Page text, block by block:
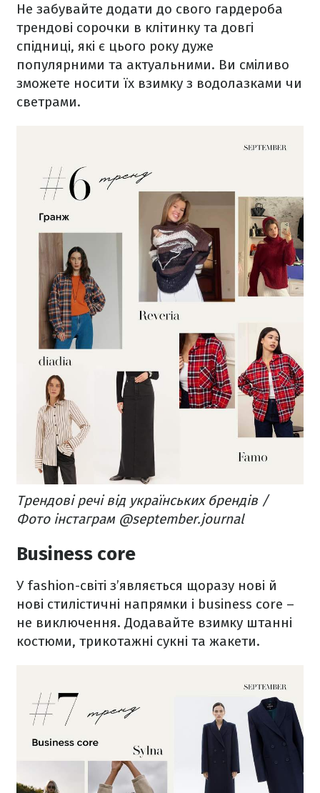
Не забувайте додати до свого гардероба
трендові сорочки в клітинку та довгі
спідниці, які є цього року дуже
популярними та актуальними. Ви сміливо
зможете носити їх взимку з водолазками чи
светрами.
Трендові речі від українських брендів /
Фото інстаграм @september.journal
Business core
У fashion-світі з’являється щоразу нові й
нові стилістичні напрямки і business core –
не виключення. Додавайте взимку штанні
костюми, трикотажні сукні та жакети.